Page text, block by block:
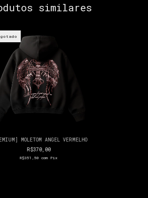
similares
MOLETOM ANGEL VERMELHO
R$370,00
R$351,50com Pix